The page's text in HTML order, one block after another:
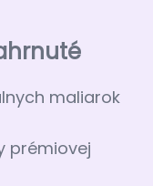
maliarok
prémiovej